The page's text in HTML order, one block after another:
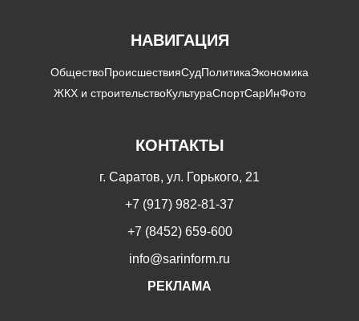
НАВИГАЦИЯ
ОбществоПроисшествияСудПолитикаЭкономика
ЖКХ и строительствоКультураСпортСарИнФото
КОНТАКТЫ
г. Саратов, ул. Горького, 21
+7 (917) 982-81-37
+7 (8452) 659-600
info@sarinform.ru
РЕКЛАМА